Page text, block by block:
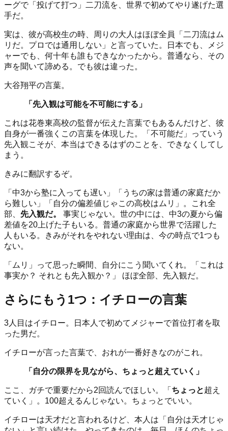
ーグで「投げて打つ」二刀流を、世界で初めてやり遂げた選
手だ。
実は、彼が高校生の時、周りの大人はほぼ全員「二刀流はム
リだ。プロでは通用しない」と言っていた。日本でも、メジ
ャーでも、何十年も誰もできなかったから。普通なら、その
声を聞いて諦める。でも彼は違った。
大谷翔平の言葉。
「先入観は可能を不可能にする」
これは花巻東高校の監督が伝えた言葉でもあるんだけど、彼
自身が一番強くこの言葉を体現した。「不可能だ」っていう
先入観こそが、本当はできるはずのことを、できなくしてし
まう。
きみに翻訳するぞ。
「中3から塾に入っても遅い」「うちの家は普通の家庭だか
ら難しい」「自分の偏差値じゃこの高校はムリ」。これ全
部、 先入観だ。
事実じゃない。世の中には、中3の夏から偏
差値を20上げた子もいる。普通の家庭から世界で活躍した
人もいる。きみがそれをやれない理由は、今の時点で1つも
ない。
「ムリ」って思った瞬間、自分にこう聞いてくれ。「これは
事実か？ それとも先入観か？」 ほぼ全部、先入観だ。
さらにもう1つ：イチローの言葉
3人目はイチロー。日本人で初めてメジャーで首位打者を取
った男だ。
イチローが言った言葉で、おれが一番好きなのがこれ。
「自分の限界を見ながら、ちょっと超えていく」
ここ、ガチで重要だから2回読んでほしい。「 ちょっと超え
ていく」。100超えるんじゃない。ちょっとでいい。
イチローは天才だと言われるけど、本人は「自分は天才じゃ